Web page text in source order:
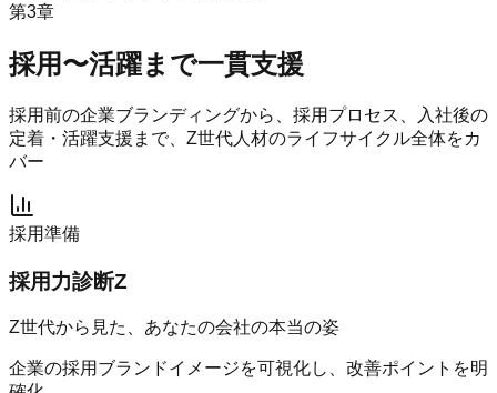
第3章
採用〜活躍まで一貫支援
採用前の企業ブランディングから、採用プロセス、入社後の
定着・活躍支援まで、 Z世代人材のライフサイクル全体をカ
バー
採用準備
採用力診断Z
Z世代から見た、あなたの会社の本当の姿
企業の採用ブランドイメージを可視化し、改善ポイントを明